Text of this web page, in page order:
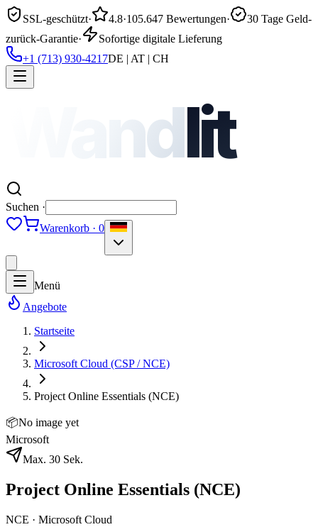
SSL-geschützt· 4.8·105.647 Bewertungen·
30 Tage Geld-
zurück-Garantie·
Sofortige digitale Lieferung
+1 (713) 930-4217DE | AT | CH
Wandlit
Suchen ·
Warenkorb · 0
Menü
Angebote
Startseite
Microsoft Cloud (CSP / NCE)
Project Online Essentials (NCE)
📦No image yet
Microsoft
Max. 30 Sek.
Project Online Essentials (NCE)
NCE · Microsoft Cloud